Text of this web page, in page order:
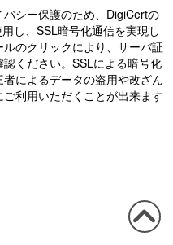
シー保護のため、DigiCertの
し、SSL暗号化通信を実現し
のクリックにより、サーバ証
ください。SSLによる暗号化
によるデータの盗用や改ざん
利用いただくことが出来ます